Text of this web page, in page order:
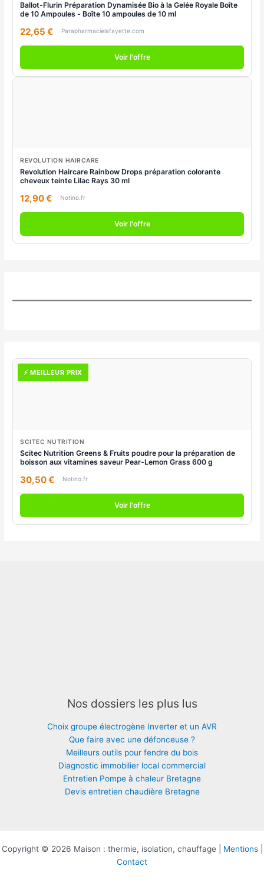
Ballot-Flurin Préparation Dynamisée Bio à la Gelée Royale Boîte
de 10 Ampoules - Boîte 10 ampoules de 10 ml
22,65 € Parapharmacielafayette.com
Voir l'offre
REVOLUTION HAIRCARE
Revolution Haircare Rainbow Drops préparation colorante
cheveux teinte Lilac Rays 30 ml
12,90 € Notino.fr
Voir l'offre
⚡ MEILLEUR PRIX
SCITEC NUTRITION
Scitec Nutrition Greens & Fruits poudre pour la préparation de
boisson aux vitamines saveur Pear-Lemon Grass 600 g
30,50 € Notino.fr
Voir l'offre
Nos dossiers les plus lus
Choix groupe électrogène Inverter et un AVR
Que faire avec une défonceuse ?
Meilleurs outils pour fendre du bois
Diagnostic immobilier local commercial
Entretien Pompe à chaleur Bretagne
Devis entretien chaudière Bretagne
Copyright © 2026 Maison : thermie, isolation, chauffage | Mentions|
Contact